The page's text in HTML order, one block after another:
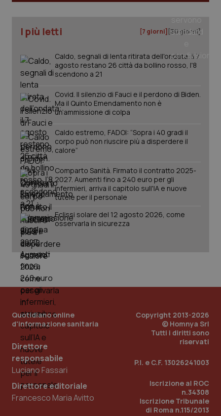
I più letti [7 giorni] [30 giorni]
Caldo, segnali di lenta ritirata dell'ondata: il 7
agosto restano 26 città da bollino rosso, l'8
scendono a 21
Covid. Il silenzio di Fauci e il perdono di Biden.
Ma il Quinto Emendamento non è
un’ammissione di colpa
Caldo estremo, FADOI: “Sopra i 40 gradi il
corpo può non riuscire più a disperdere il
calore”
Comparto Sanità. Firmato il contratto 2025-
2027. Aumenti fino a 240 euro per gli
infermieri, arriva il capitolo sull'IA e nuove
tutele per il personale
Eclissi solare del 12 agosto 2026, come
osservarla in sicurezza
Quotidiano online
d'informazione sanitaria
Direttore
responsabile
Luciano Fassari
Direttore editoriale
Francesco Maria Avitto
Copyright 2013-2026
© Homnya Srl
Tutti i diritti sono
riservati
P.I. e C.F. 13026241003
Iscrizione al ROC
n.34308
Iscrizione Tribunale
di Roma n.115/2013
PHPSESSID
.quotidianosanita.it
1
mese